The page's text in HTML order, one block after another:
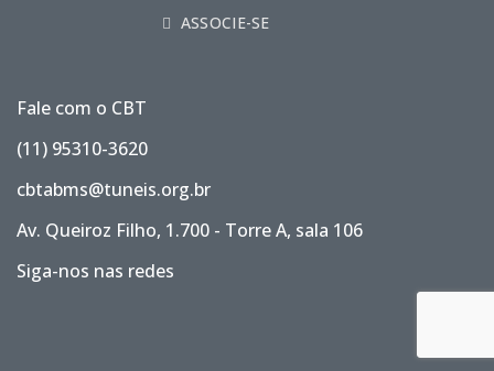
ASSOCIE-SE
Fale com o CBT
(11) 95310-3620
cbtabms@tuneis.org.br
Av. Queiroz Filho, 1.700 - Torre A, sala 106
Siga-nos nas redes